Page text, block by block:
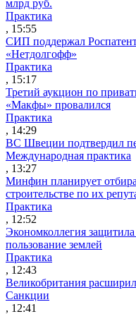
млрд руб.
Практика
, 15:55
СИП поддержал
«Нетдолгофф»
Практика
, 15:17
Третий аукцион по
«Макфы» провалился
Практика
, 14:29
ВС Швеции подтвердил
Международная практика
, 13:27
Минфин планирует
строительстве по их
Практика
, 12:52
Экономколлегия
пользование землей
Практика
, 12:43
Великобритания
Санкции
, 12:41